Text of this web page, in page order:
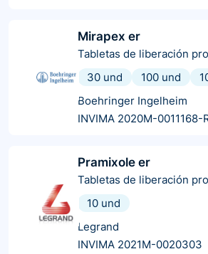
Mirapex er
Tabletas de liberación
30 und
100 und
Boehringer Ingelheim
INVIMA 2020M-0011168-
Pramixole er
Tabletas de liberación
10 und
Legrand
INVIMA 2021M-0020303